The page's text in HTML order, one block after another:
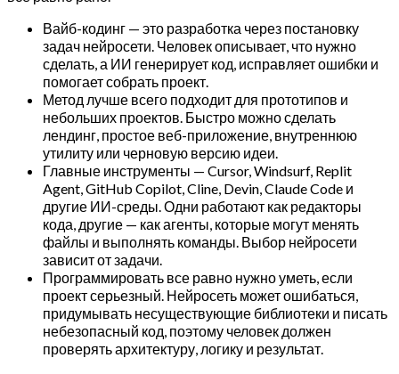
Вайб-кодинг — это разработка через постановку
задач нейросети. Человек описывает, что нужно
сделать, а ИИ генерирует код, исправляет ошибки и
помогает собрать проект.
Метод лучше всего подходит для прототипов и
небольших проектов. Быстро можно сделать
лендинг, простое веб-приложение, внутреннюю
утилиту или черновую версию идеи.
Главные инструменты — Cursor, Windsurf, Replit
Agent, GitHub Copilot, Cline, Devin, Claude Code и
другие ИИ-среды. Одни работают как редакторы
кода, другие — как агенты, которые могут менять
файлы и выполнять команды. Выбор нейросети
зависит от задачи.
Программировать все равно нужно уметь, если
проект серьезный. Нейросеть может ошибаться,
придумывать несуществующие библиотеки и писать
небезопасный код, поэтому человек должен
проверять архитектуру, логику и результат.